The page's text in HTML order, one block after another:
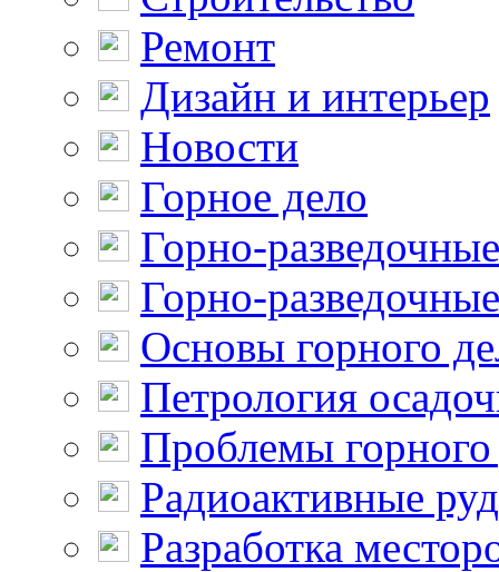
Ремонт
Дизайн и интерьер
Новости
Горное дело
Горно-
Горно-
Основы горного
Петрология
Проблемы горного
Радиоактивные
Разработка